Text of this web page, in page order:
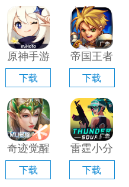
原神手游
电脑版
「含模拟
器」
下载
帝国王者
归来电脑
版「含模
拟器」
下载
奇迹觉醒
电脑版
「含模拟
下载
雷霆小分
队电脑版
「含模拟
下载